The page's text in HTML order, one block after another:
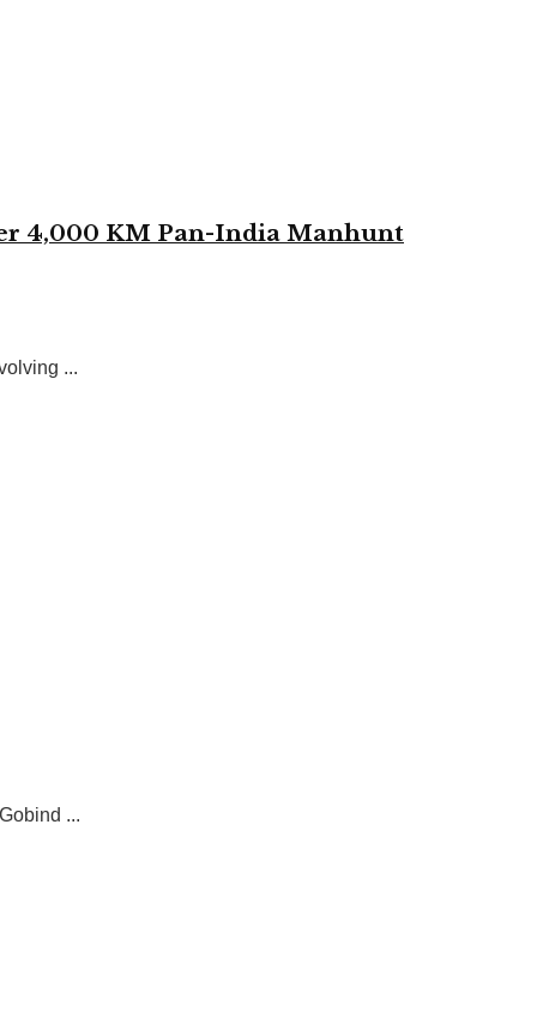
4,000 KM Pan-India Manhunt
...
...